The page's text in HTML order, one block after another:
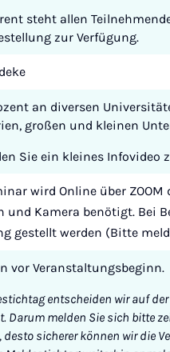
steht allen
zur Verfügung.
an diversen
großen und kleinen
Sie ein kleines Infovideo
wird Online über
und Kamera benötigt. Bei
gestellt werden (Bitte
vor Veranstaltungsbeginn.
entscheiden wir auf
Darum melden Sie sich bitte
desto sicherer können wir die